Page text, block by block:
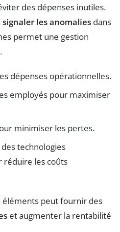
des dépenses inutiles.
signaler les anomalies dans
permet une gestion
dépenses opérationnelles.
employés pour maximiser
minimiser les pertes.
technologies
réduire les coûts
éléments peut fournir des
et augmenter la rentabilité